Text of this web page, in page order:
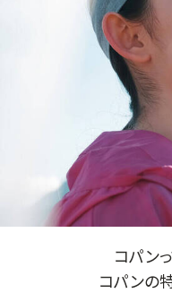
コパン
コパンの